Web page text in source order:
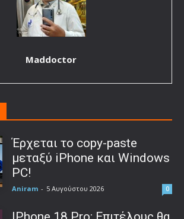
Maddoctor
Έρχεται το copy-paste
μεταξύ iPhone και Windows
PC!
Aniram - 5 Αυγούστου 2026 0